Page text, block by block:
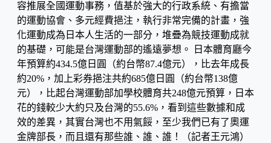
容推展全國運動事務，值基於強大的行政系統、有擔當
的運動協會、多元經費挹注，執行非常完備的計畫，強
化運動成為日本人生活的一部分，堆疊為競技運動成就
的基礎，可能是台灣運動部的遙遠夢想。 日本體育廳今
年預算約434.5億日圓（約台幣87.4億元），比去年成長
約20%，加上彩券挹注共約685億日圓（約台幣138億
元），比起台灣運動部加學校體育共248億元預算，日本
花的錢較少大約只及台灣的55.6%，看到這些數據和成
效的差異，其實台灣也不用氣餒，至少我們已有了奧運
金牌部長，而且還有那些誰、誰、誰！（記者王元鴻）